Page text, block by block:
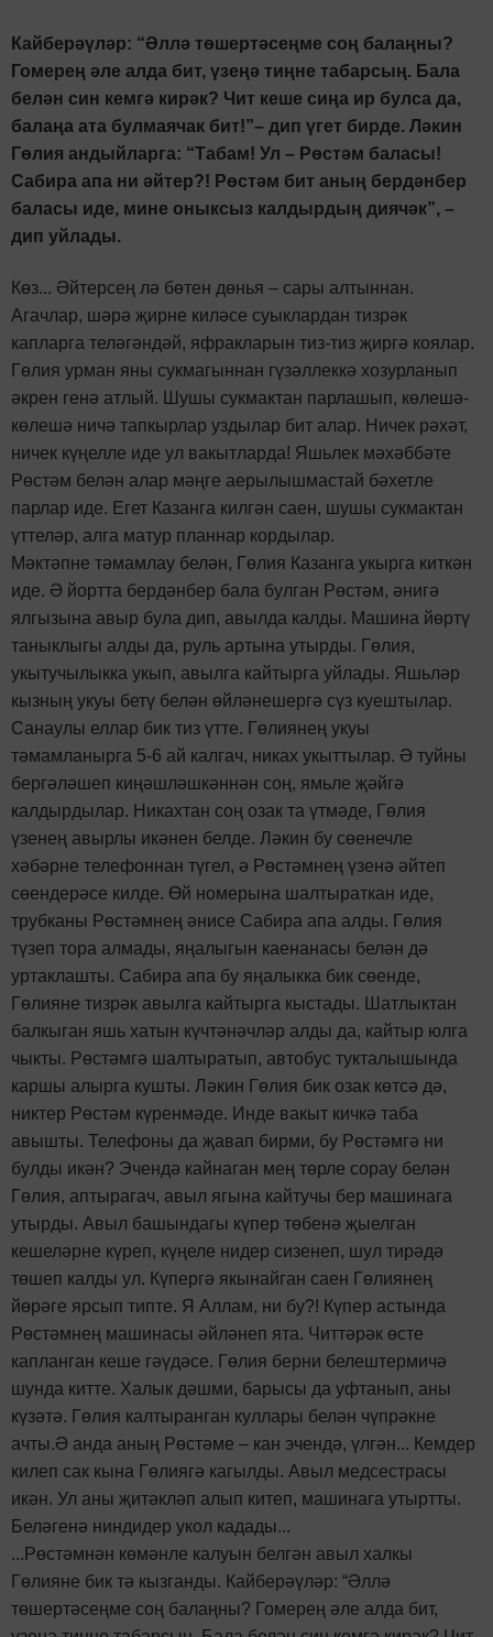
Кайберәүләр: “Әллә төшертәсеңме соң балаңны?
Гомерең әле алда бит, үзеңә тиңне табарсың. Бала
белән син кемгә кирәк? Чит кеше сиңа ир булса да,
балаңа ата булмаячак бит!”– дип үгет бирде. Ләкин
Гөлия андыйларга: “Табам! Ул – Рөстәм баласы!
Сабира апа ни әйтер?! Рөстәм бит аның бердәнбер
баласы иде, мине оныксыз калдырдың диячәк”, –
дип уйлады.
Көз... Әйтерсең лә бөтен дөнья – сары алтыннан.
Агачлар, шәрә җирне киләсе суыклардан тизрәк
капларга теләгәндәй, яфракларын тиз-тиз җиргә коялар.
Гөлия урман яны сукмагыннан гүзәллеккә хозурланып
әкрен генә атлый. Шушы сукмактан парлашып, көлешә-
көлешә ничә тапкырлар уздылар бит алар. Ничек рәхәт,
ничек күңелле иде ул вакытларда! Яшьлек мәхәббәте
Рөстәм белән алар мәңге аерылышмастай бәхетле
парлар иде. Егет Казанга килгән саен, шушы сукмактан
үттеләр, алга матур планнар кордылар.
Мәктәпне тәмамлау белән, Гөлия Казанга укырга киткән
иде. Ә йортта бердәнбер бала булган Рөстәм, әнигә
ялгызына авыр була дип, авылда калды. Машина йөртү
таныклыгы алды да, руль артына утырды. Гөлия,
укытучылыкка укып, авылга кайтырга уйлады. Яшьләр
кызның укуы бетү белән өйләнешергә сүз куештылар.
Санаулы еллар бик тиз үтте. Гөлиянең укуы
тәмамланырга 5-6 ай калгач, никах укыттылар. Ә туйны
бергәләшеп киңәшләшкәннән соң, ямьле җәйгә
калдырдылар. Никахтан соң озак та үтмәде, Гөлия
үзенең авырлы икәнен белде. Ләкин бу сөенечле
хәбәрне телефоннан түгел, ә Рөстәмнең үзенә әйтеп
сөендерәсе килде. Өй номерына шалтыраткан иде,
трубканы Рөстәмнең әнисе Сабира апа алды. Гөлия
түзеп тора алмады, яңалыгын каенанасы белән дә
уртаклашты. Сабира апа бу яңалыкка бик сөенде,
Гөлияне тизрәк авылга кайтырга кыстады. Шатлыктан
балкыган яшь хатын күчтәнәчләр алды да, кайтыр юлга
чыкты. Рөстәмгә шалтыратып, автобус тукталышында
каршы алырга кушты. Ләкин Гөлия бик озак көтсә дә,
никтер Рөстәм күренмәде. Инде вакыт кичкә таба
авышты. Телефоны да җавап бирми, бу Рөстәмгә ни
булды икән? Эчендә кайнаган мең төрле сорау белән
Гөлия, аптырагач, авыл ягына кайтучы бер машинага
утырды. Авыл башындагы күпер төбенә җыелган
кешеләрне күреп, күңеле нидер сизенеп, шул тирәдә
төшеп калды ул. Күпергә якынайган саен Гөлиянең
йөрәге ярсып типте. Я Аллам, ни бу?! Күпер астында
Рөстәмнең машинасы әйләнеп ята. Читтәрәк өсте
капланган кеше гәүдәсе. Гөлия берни белештермичә
шунда китте. Халык дәшми, барысы да уфтанып, аны
күзәтә. Гөлия калтыранган куллары белән чүпрәкне
ачты.Ә анда аның Рөстәме – кан эчендә, үлгән... Кемдер
килеп сак кына Гөлиягә кагылды. Авыл медсестрасы
икән. Ул аны җитәкләп алып китеп, машинага утыртты.
Беләгенә ниндидер укол кадады...
...Рөстәмнән көмәнле калуын белгән авыл халкы
Гөлияне бик тә кызганды. Кайберәүләр: “Әллә
төшертәсеңме соң балаңны? Гомерең әле алда бит,